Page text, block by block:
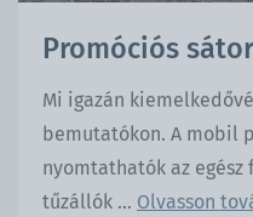
Promóciós sátor
Mi igazán
bemutatókon. A mobil
nyomtathatók az egész
tűzállók ... Olvasson